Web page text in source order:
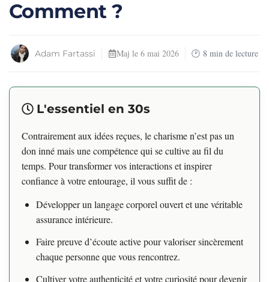
Comment ?
Adam Fartassi Maj le 6 mai 2026 8 min de lecture
L'essentiel en 30s
Contrairement aux idées reçues, le charisme n’est pas un
don inné mais une compétence qui se cultive au fil du
temps. Pour transformer vos interactions et inspirer
confiance à votre entourage, il vous suffit de :
Développer un langage corporel ouvert et une véritable
assurance intérieure.
Faire preuve d’écoute active pour valoriser sincèrement
chaque personne que vous rencontrez.
Cultiver votre authenticité et votre curiosité pour devenir